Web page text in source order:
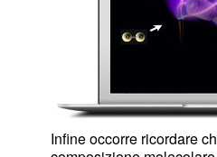
Infine occorre ricordare